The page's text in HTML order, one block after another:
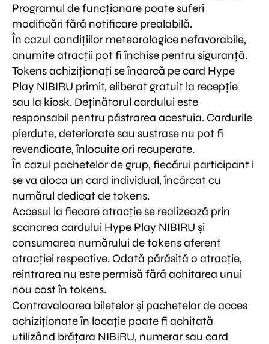
Programul de funcționare poate suferi
modificări fără notificare prealabilă.
În cazul condițiilor meteorologice nefavorabile,
anumite atracții pot fi închise pentru siguranță.
Tokens achiziționați se încarcă pe card Hype
Play NIBIRU primit, eliberat gratuit la recepție
sau la kiosk. Deținătorul cardului este
responsabil pentru păstrarea acestuia. Cardurile
pierdute, deteriorate sau sustrase nu pot fi
revendicate, înlocuite ori recuperate.
În cazul pachetelor de grup, fiecărui participant i
se va aloca un card individual, încărcat cu
numărul dedicat de tokens.
Accesul la fiecare atracție se realizează prin
scanarea cardului Hype Play NIBIRU și
consumarea numărului de tokens aferent
atracției respective. Odată părăsită o atracție,
reintrarea nu este permisă fără achitarea unui
nou cost în tokens.
Contravaloarea biletelor și pachetelor de acces
achiziționate în locație poate fi achitată
utilizând brățara NIBIRU, numerar sau card